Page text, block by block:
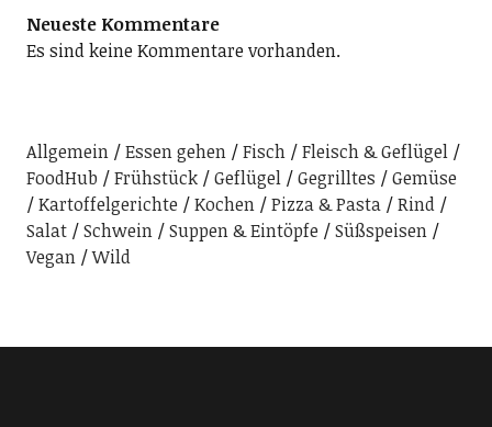
Neueste Kommentare
Es sind keine Kommentare vorhanden.
Allgemein Essen gehen Fisch
Fleisch & Geflügel
FoodHub
Frühstück Geflügel Gegrilltes
Gemüse
Kartoffelgerichte
Kochen Pizza & Pasta
Rind
Salat
Schwein Suppen & Eintöpfe
Süßspeisen
Vegan
Wild